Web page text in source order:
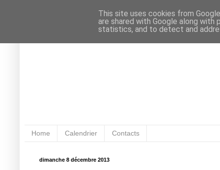
Home Calendrier Contacts
dimanche 8 décembre 2013
This site uses cookies from
are shared with Google along
statistics, and to detect and